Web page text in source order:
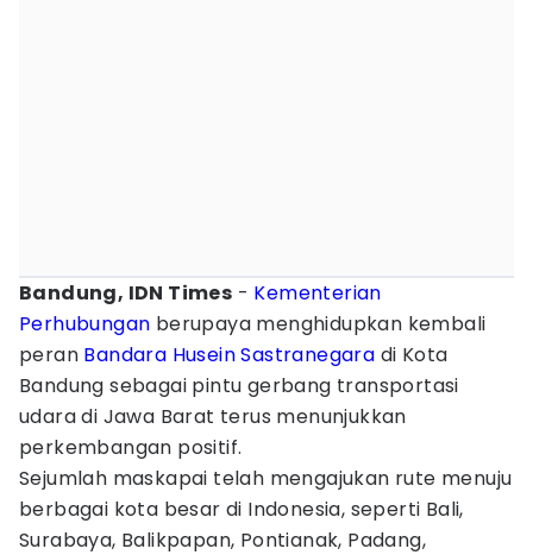
Bandung, IDN Times - Kementerian
Perhubungan berupaya menghidupkan kembali
peran Bandara Husein Sastranegara di Kota
Bandung sebagai pintu gerbang transportasi
udara di Jawa Barat terus menunjukkan
perkembangan positif.
Sejumlah maskapai telah mengajukan rute menuju
berbagai kota besar di Indonesia, seperti Bali,
Surabaya, Balikpapan, Pontianak, Padang,